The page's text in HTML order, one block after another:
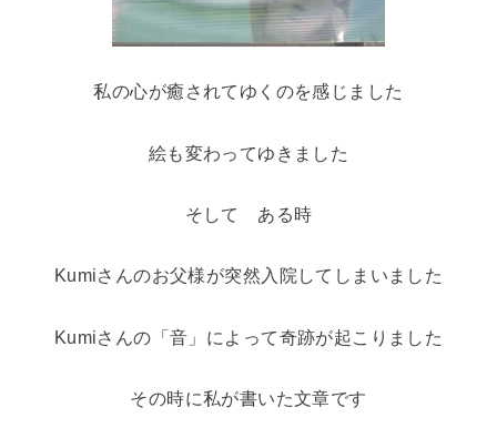
私の心が癒されてゆくのを感じました
絵も変わってゆきました
そして ある時
Kumiさんのお父様が突然入院してしまいました
Kumiさんの「音」によって奇跡が起こりました
その時に私が書いた文章です